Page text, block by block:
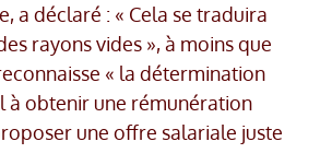
a déclaré : « Cela se traduira
rayons vides », à moins que
« la détermination
à obtenir une rémunération
une offre salariale juste